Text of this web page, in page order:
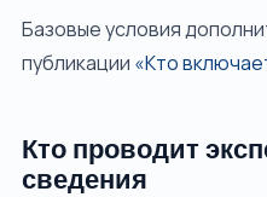
Базовые условия
публикации «Кто
Кто проводит
сведения